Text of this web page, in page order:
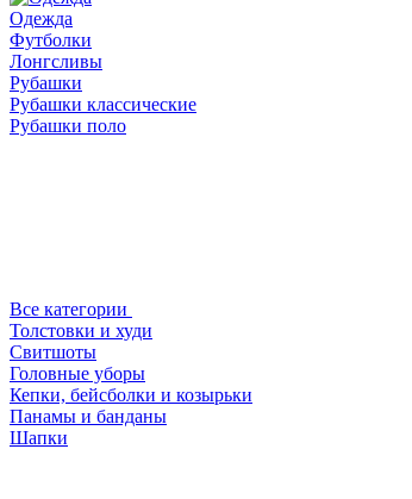
Одежда
Футболки
Лонгсливы
Рубашки
Рубашки классические
Рубашки поло
Все категории
Толстовки и худи
Свитшоты
Головные уборы
Кепки, бейсболки и козырьки
Панамы и банданы
Шапки